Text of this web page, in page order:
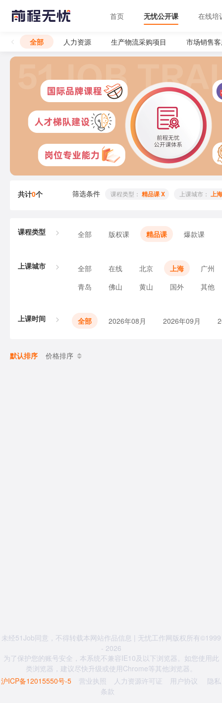
首页 无忧公开课 在线培
全部 人力资源 生产物流采购项目 市场销售
共计0个 筛选条件 课程类型： 精品课 X 上课城市： 上
课程类型 全部 版权课 精品课 爆款课
上课城市 全部 在线 北京 上海
广州
青岛
佛山 黄山 国外 其他
上课时间 全部 2026年08月 2026年09月
默认排序 价格排序
未经51Job同意，不得转载本网站作品信息 | 无忧工作网版权所有©1999
- 2026
为了保护您的账号安全，本系统不兼容IE10及以下浏览器。如您使用此
类浏览器，建议尽快升级或使用Chrome等其他浏览器。
沪ICP备12015550号-5
营业执照 人力资源许可证 用户协议
隐私
条款